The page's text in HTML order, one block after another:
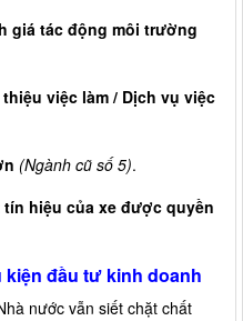
giá tác động môi trường
việc làm / Dịch vụ việc
(Ngành cũ số 5).
hiệu của xe được quyền
kiện đầu tư kinh doanh
nước vẫn siết chặt chất